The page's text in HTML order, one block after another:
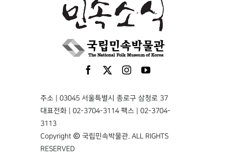
주소 | 03045 서울특별시 종로구 삼청로 37
대표전화 | 02-3704-3114 팩스 | 02-3704-
3113
Copyright © 국립민속박물관. ALL RIGHTS
RESERVED